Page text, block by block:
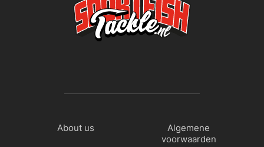
About us
Algemene
voorwaarden